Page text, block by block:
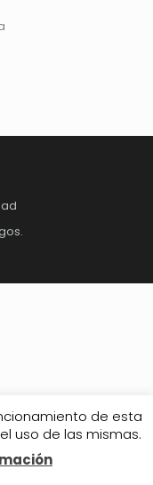
de esta
uso de las mismas.